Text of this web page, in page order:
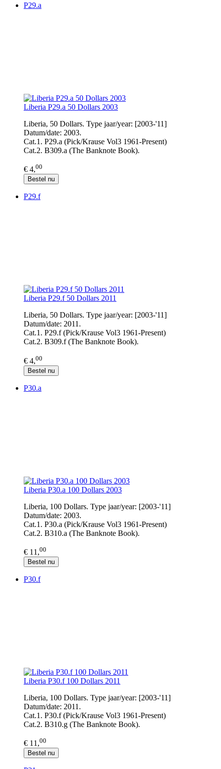
P29.a
Liberia P29.a 50 Dollars 2003
Liberia, 50 Dollars. Type jaar/year: [2003-'11]
Datum/date: 2003.
Cat.1. P29.a (Pick/Krause Vol3 1961-Present)
Cat.2. B309.a (The Banknote Book).
€ 4,00
Bestel nu
P29.f
Liberia P29.f 50 Dollars 2011
Liberia, 50 Dollars. Type jaar/year: [2003-'11]
Datum/date: 2011.
Cat.1. P29.f (Pick/Krause Vol3 1961-Present)
Cat.2. B309.f (The Banknote Book).
€ 4,00
Bestel nu
P30.a
Liberia P30.a 100 Dollars 2003
Liberia, 100 Dollars. Type jaar/year: [2003-'11]
Datum/date: 2003.
Cat.1. P30.a (Pick/Krause Vol3 1961-Present)
Cat.2. B310.a (The Banknote Book).
€ 11,00
Bestel nu
P30.f
Liberia P30.f 100 Dollars 2011
Liberia, 100 Dollars. Type jaar/year: [2003-'11]
Datum/date: 2011.
Cat.1. P30.f (Pick/Krause Vol3 1961-Present)
Cat.2. B310.g (The Banknote Book).
€ 11,00
Bestel nu